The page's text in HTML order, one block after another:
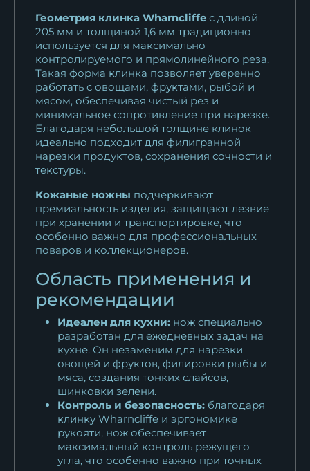
сталь 95Х18...
11 253₽
Кухонный нож Шеф № 15
сталь К340...
18 073₽
Геометрия клинка Wharncliffe с длиной
205 мм и толщиной 1,6 мм традиционно
используется для максимально
контролируемого и прямолинейного реза.
Такая форма клинка позволяет уверенно
работать с овощами, фруктами, рыбой и
мясом, обеспечивая чистый рез и
минимальное сопротивление при нарезке.
Благодаря небольшой толщине клинок
идеально подходит для филигранной
нарезки продуктов, сохранения сочности и
текстуры.
Кожаные ножны подчеркивают
премиальность изделия, защищают лезвие
при хранении и транспортировке, что
особенно важно для профессиональных
поваров и коллекционеров.
Область применения и
рекомендации
Идеален для кухни: нож специально
разработан для ежедневных задач на
кухне. Он незаменим для нарезки
овощей и фруктов, филировки рыбы и
мяса, создания тонких слайсов,
шинковки зелени.
Контроль и безопасность: благодаря
клинку Wharncliffe и эргономике
рукояти, нож обеспечивает
максимальный контроль режущего
угла, что особенно важно при точных